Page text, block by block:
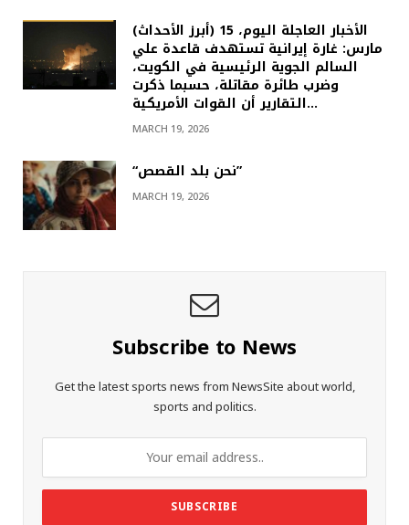
(أبرز الأحداث) الأخبار العاجلة اليوم، 15
مارس: غارة إيرانية تستهدف قاعدة علي
السالم الجوية الرئيسية في الكويت،
وضرب طائرة مقاتلة، حسبما ذكرت
التقارير أن القوات الأمريكية…
MARCH 19, 2026
“نحن بلد القصص”
MARCH 19, 2026
Subscribe to News
Get the latest sports news from NewsSite about world,
sports and politics.